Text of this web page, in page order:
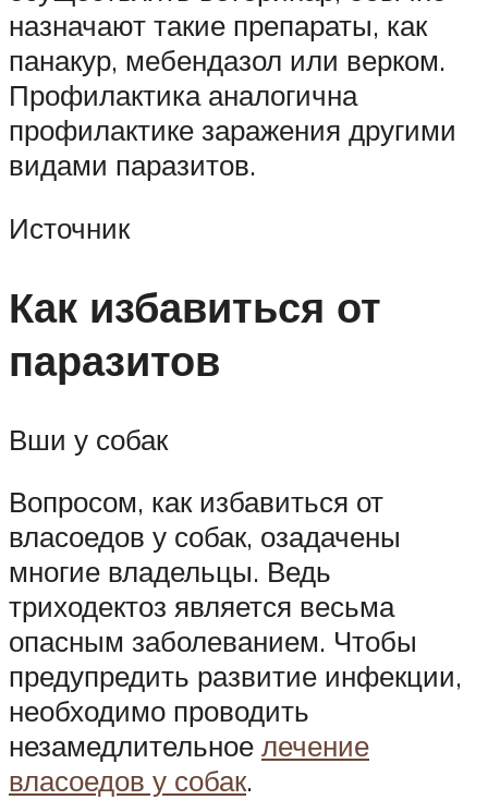
назначают такие препараты, как
панакур, мебендазол или верком.
Профилактика аналогична
профилактике заражения другими
видами паразитов.
Источник
Как избавиться от
паразитов
Вши у собак
Вопросом, как избавиться от
власоедов у собак, озадачены
многие владельцы. Ведь
триходектоз является весьма
опасным заболеванием. Чтобы
предупредить развитие инфекции,
необходимо проводить
незамедлительное лечение
власоедов у собак.